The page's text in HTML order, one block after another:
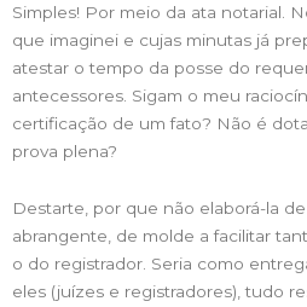
Simples! Por meio da ata notarial.
que imaginei e cujas minutas já
atestar o tempo da posse do
antecessores. Sigam o meu
certificação de um fato? Não é
prova plena?
Destarte, por que não elaborá-la
abrangente, de molde a facilitar
o do registrador. Seria como
eles (juízes e registradores), tudo